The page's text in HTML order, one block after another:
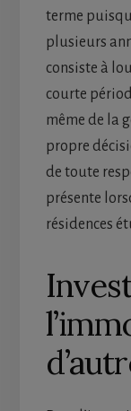
terme
plusieurs
consiste à
courte
même de la
propre
de toute
présente
résidences